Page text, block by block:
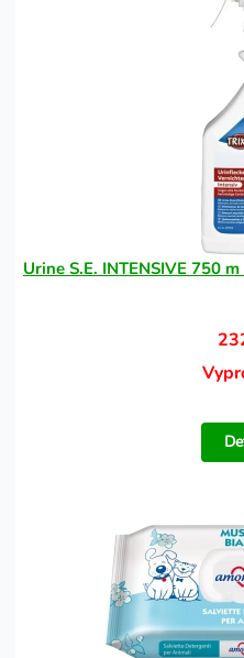
Urine S.E. INTENSIVE 750